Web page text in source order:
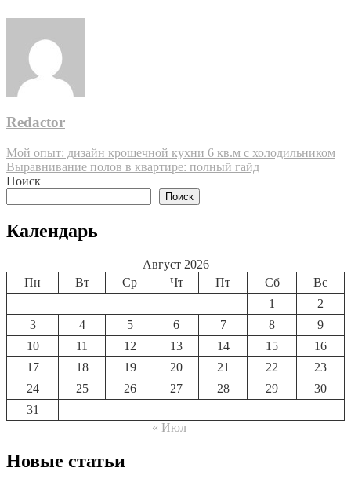
Redactor
Навигация
по
Мой опыт: дизайн крошечной кухни 6 кв.м с холодильником
Выравнивание полов в квартире: полный гайд
Поиск
Поиск
Календарь
Август 2026
Пн
Вт Ср Чт Пт Сб
Вс
1
2
3
4 5 6 7 8
9
10
11 12 13 14 15
16
17
18 19 20 21 22
23
24
25 26 27 28 29
30
31
« Июл
Новые статьи